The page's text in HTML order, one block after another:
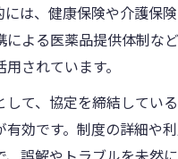
には、健康保険や介護保
による医薬品提供体制な
されています。
して、協定を締結してい
有効です。制度の詳細や